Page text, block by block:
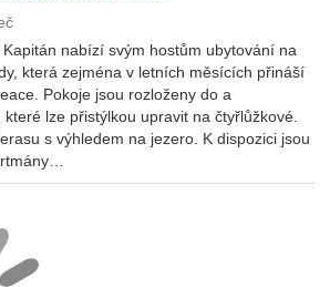
nabízí svým hostům ubytování na
která zejména v letních měsících přináší
Pokoje jsou rozloženy do a
lze přistýlkou upravit na čtyřlůžkové.
s výhledem na jezero. K dispozici jsou